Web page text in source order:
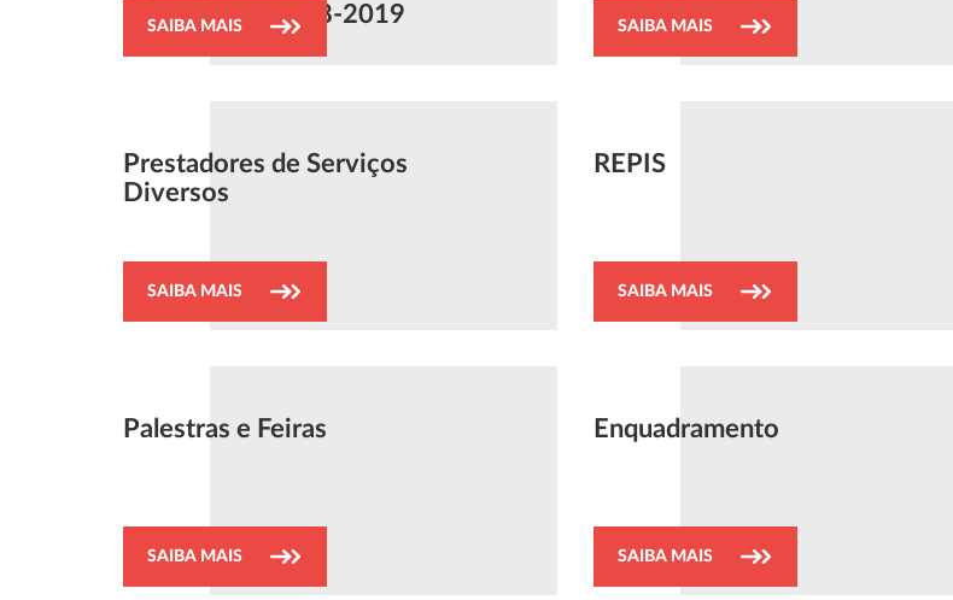
TRABALHO 2018-2019
SAIBA MAIS SAIBA MAIS
Prestadores de Serviços
Diversos
SAIBA MAIS
REPIS
SAIBA MAIS
Palestras e Feiras
SAIBA MAIS
Enquadramento
SAIBA MAIS